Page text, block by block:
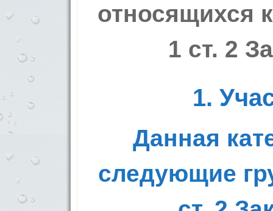
относящихся
1 ст. 2
1.
Данная
следующие